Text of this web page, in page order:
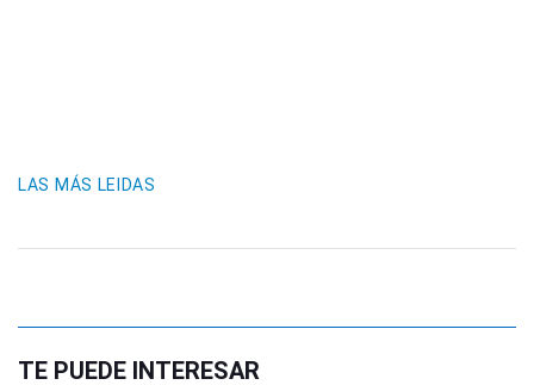
LAS MÁS LEIDAS
TE PUEDE INTERESAR